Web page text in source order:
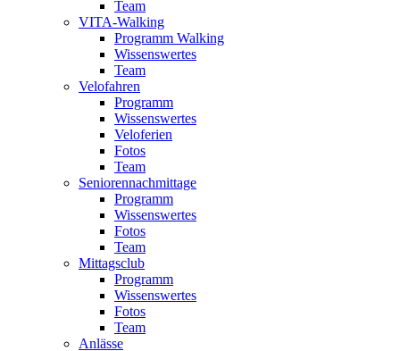
Team
VITA-Walking
Programm Walking
Wissenswertes
Team
Velofahren
Programm
Wissenswertes
Veloferien
Fotos
Team
Seniorennachmittage
Programm
Wissenswertes
Fotos
Team
Mittagsclub
Programm
Wissenswertes
Fotos
Team
Anlässe